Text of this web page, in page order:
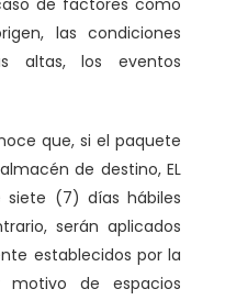
de factores como
las condiciones
altas, los eventos
que, si el paquete
de destino, EL
siete (7) días hábiles
serán aplicados
establecidos por la
motivo de espacios